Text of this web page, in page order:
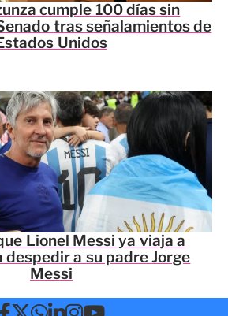
cumple 100 días sin
tras señalamientos de
Unidos
Lionel Messi ya viaja a
despedir a su padre Jorge
Messi